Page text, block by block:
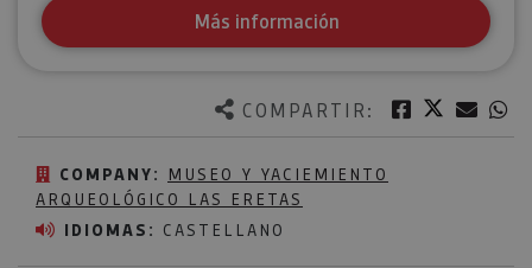
COMPARTIR: Facebook
Twitter
COMPANY:
MUSEO Y YACIEMIENTO
ARQUEOLÓGICO LAS ERETAS
IDIOMAS: CASTELLANO
Más información